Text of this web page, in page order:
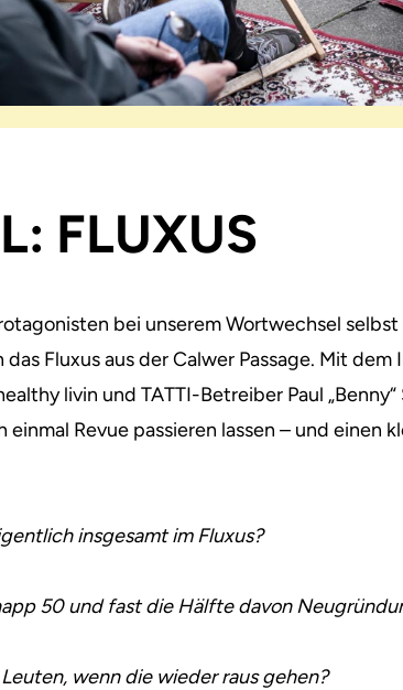
FLUXUS
bei unserem Wortwechsel
Fluxus aus der Calwer Passage. Mit dem
livin und TATTI-Betreiber Paul
Revue passieren lassen – und einen
insgesamt im Fluxus?
50 und fast die Hälfte davon
wenn die wieder raus gehen?